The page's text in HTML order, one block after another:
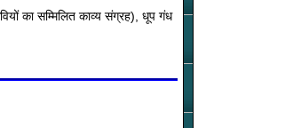
का सम्मिलित काव्य संग्रह), धूप गंध